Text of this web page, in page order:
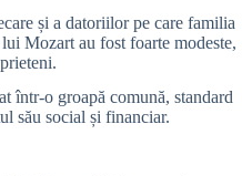
și a datoriilor pe care familia
Mozart au fost foarte modeste,
într-o groapă comună, standard
său social și financiar.